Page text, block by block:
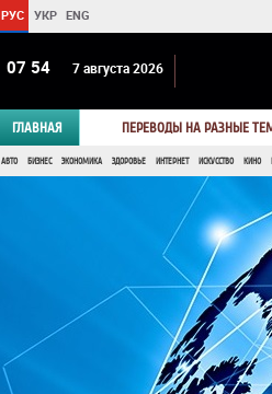
РУС УКР ENG
07:54 7 августа 2026
ГЛАВНАЯ ПЕРЕВОДЫ НА РАЗНЫЕ
АВТО БИЗНЕС ЭКОНОМИКА ЗДОРОВЬЕ ИНТЕРНЕТ ИСКУССТВО КИНО